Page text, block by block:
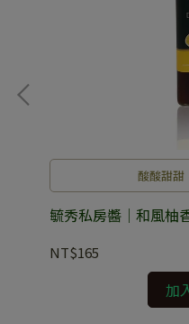
酸酸甜甜
毓秀私房醬｜和風柚
NT$165
加